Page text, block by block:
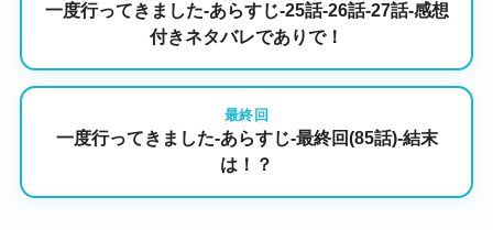
一度行ってきました-あらすじ-25話-26話-27話-感想
付きネタバレでありで！
最終回
一度行ってきました-あらすじ-最終回(85話)-結末
は！？